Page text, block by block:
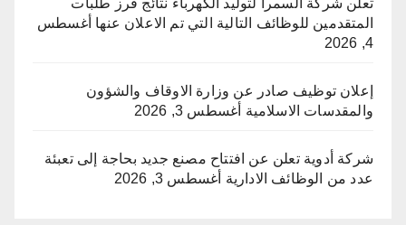
تعلن شركة السمرا لتوليد الكهرباء نتائج فرز طلبات
المتقدمين للوظائف التالية التي تم الاعلان عنها أغسطس
4, 2026
إعلان توظيف صادر عن وزارة الاوقاف والشؤون
والمقدسات الاسلامية أغسطس 3, 2026
شركة أدوية تعلن عن افتتاح مصنع جديد بحاجة إلى تعبئة
عدد من الوظائف الادارية أغسطس 3, 2026